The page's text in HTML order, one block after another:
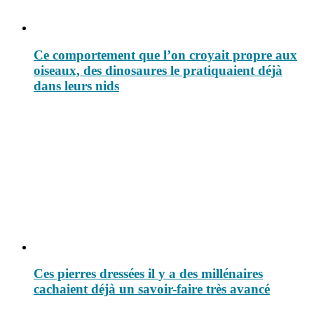
Ce comportement que l’on croyait propre aux
oiseaux, des dinosaures le pratiquaient déjà
dans leurs nids
Ces pierres dressées il y a des millénaires
cachaient déjà un savoir-faire très avancé